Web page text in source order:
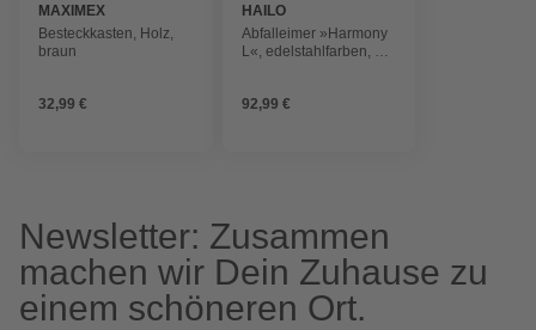
MAXIMEX
Besteckkasten, Holz,
braun
32,99 €
HAILO
Abfalleimer »Harmony
L«, edelstahlfarben, mit
92,99 €
Newsletter: Zusammen
machen wir Dein Zuhause zu
einem schöneren Ort.